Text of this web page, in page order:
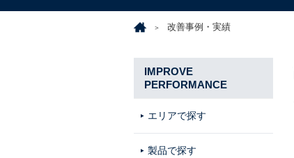
改善事例・実績
IMPROVE
PERFORMANCE
エリアで探す
製品で探す